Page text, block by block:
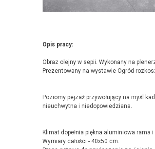
Opis pracy:
Obraz olejny w sepii. Wykonany na
Prezentowany na wystawie Ogród
Poziomy pejzaż przywołujący na myśl
nieuchwytna i niedopowiedziana.
Klimat dopełnia piękna aluminiowa rama
Wymiary całości - 40x50 cm.